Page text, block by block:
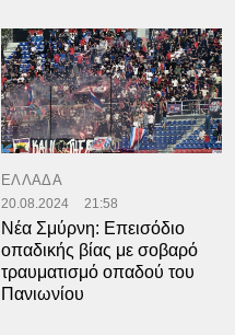
ΕΛΛΑΔΑ
20.08.2024 21:58
Νέα Σμύρνη: Επεισόδιο
οπαδικής βίας με σοβαρό
τραυματισμό οπαδού του
Πανιωνίου